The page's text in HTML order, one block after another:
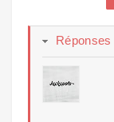
Réponses